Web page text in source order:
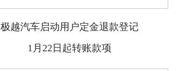
极越汽车启动用户定金退款登记
1月22日起转账款项